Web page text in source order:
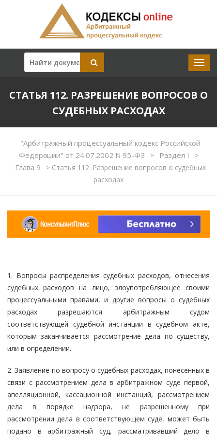
СТАТЬЯ 112. РАЗРЕШЕНИЕ ВОПРОСОВ О
СУДЕБНЫХ РАСХОДАХ
"Арбитражный процессуальный кодекс Российской
Федерации" от 24.07.2002 N 95-ФЗ
> Раздел I >
Глава 9 >Статья 112. Разрешение вопросов о судебных
расходах
1. Вопросы распределения судебных расходов, отнесения
судебных расходов на лицо, злоупотребляющее своими
процессуальными правами, и другие вопросы о судебных
расходах разрешаются арбитражным судом
соответствующей судебной инстанции в судебном акте,
которым заканчивается рассмотрение дела по существу,
или в определении.
2. Заявление по вопросу о судебных расходах, понесенных в
связи с рассмотрением дела в арбитражном суде первой,
апелляционной, кассационной инстанций, рассмотрением
дела в порядке надзора, не разрешенному при
рассмотрении дела в соответствующем суде, может быть
подано в арбитражный суд, рассматривавший дело в